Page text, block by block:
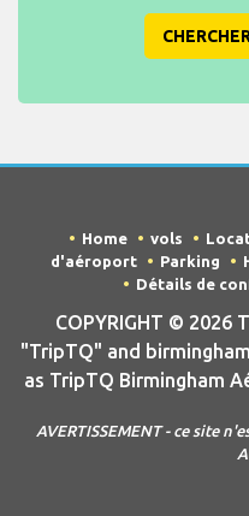
Home vols
d'aéroport
Parking
Détails de
COPYRIGHT © 2026
"TripTQ" and
as TripTQ Birmingham
AVERTISSEMENT - ce site